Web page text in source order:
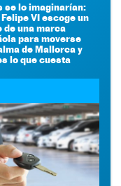
se lo imaginarían:
VI escoge un
de una marca
para moverse
de Mallorca y
lo que cuesta